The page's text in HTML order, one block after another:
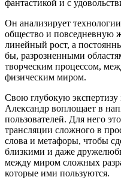
фантастикой и с
Он анализирует
общество и повседневную
линейный рост, а
бы, разрозненными
творческим процессом,
физическим миром.
Свою глубокую экспертизу
Александр воплощает в
пользователей. Для него
трансляции сложного в
слова и метафоры, чтобы
близкими и даже
между миром сложных
которые ими пользуются.